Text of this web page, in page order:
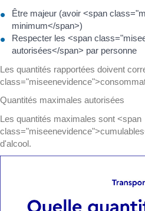
Être majeur (avoir <span
minimum</span>)
Respecter les <span
autorisées</span> par personne
Les quantités rapportées doivent
Quantités maximales autorisées
Les quantités maximales sont <span
d'alcool.